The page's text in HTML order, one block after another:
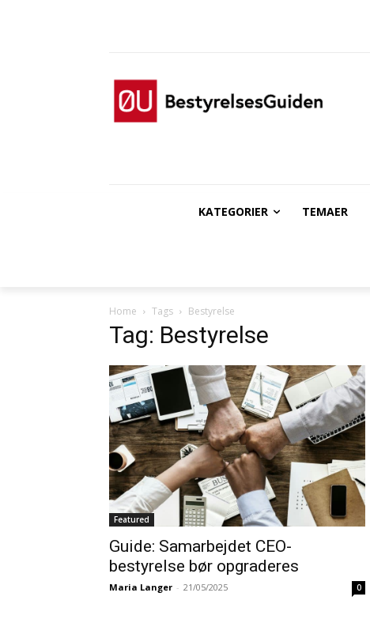
KATEGORIER TEMAER
Home Tags Bestyrelse
Tag: Bestyrelse
Featured
Guide: Samarbejdet CEO-
bestyrelse bør opgraderes
Maria Langer - 21/05/2025 0